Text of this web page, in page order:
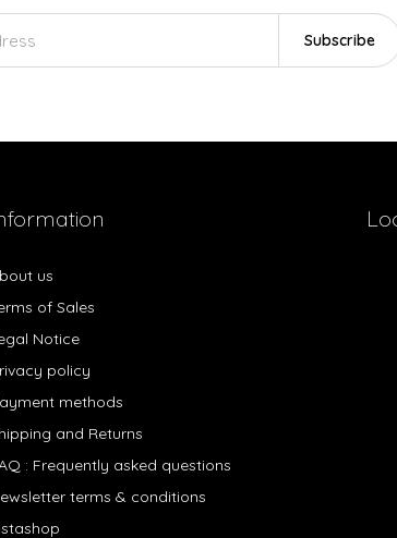
Subscribe
us
of Sales
Notice
policy
methods
and Returns
: Frequently asked questions
terms & conditions